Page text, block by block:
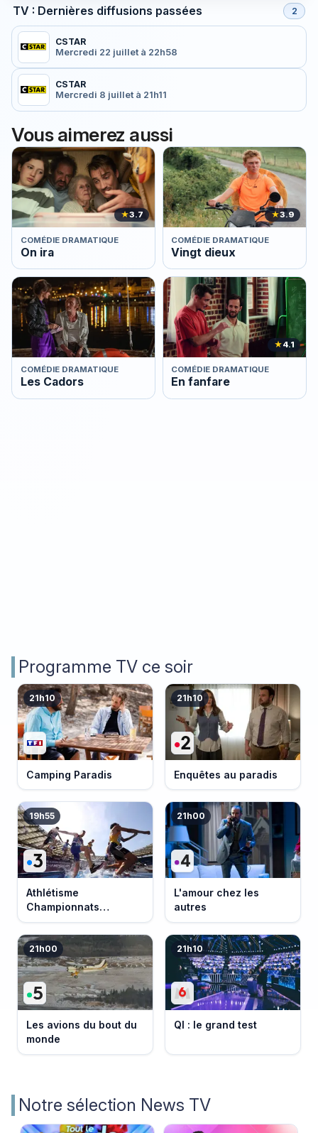
TV : Dernières diffusions passées 2
CSTAR
Mercredi 22 juillet à 22h58
CSTAR
Mercredi 8 juillet à 21h11
Vous aimerez aussi
★3.7
COMÉDIE DRAMATIQUE
On ira
★3.9
COMÉDIE DRAMATIQUE
Vingt dieux
COMÉDIE DRAMATIQUE
Les Cadors
★4.1
COMÉDIE DRAMATIQUE
En fanfare
Programme TV ce soir
21h10
Camping Paradis
21h10
Enquêtes au paradis
19h55
Athlétisme
Championnats
d'Europe 2026
21h00
L'amour chez les
autres
21h00
Les avions du bout du
monde
21h10
QI : le grand test
Notre sélection News TV